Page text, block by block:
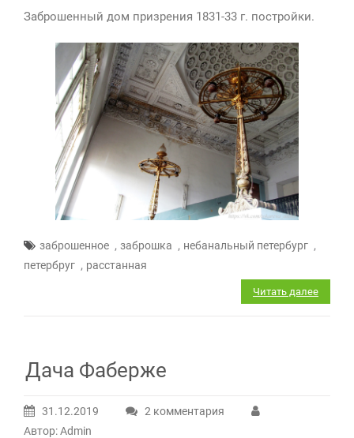
призрения
Заброшенный дом призрения 1831-33 г. постройки.
заброшенное , заброшка , небанальный петербург ,
петербруг , расстанная
Читать далее
Дача Фаберже
31.12.2019 2 комментария
Автор: Admin